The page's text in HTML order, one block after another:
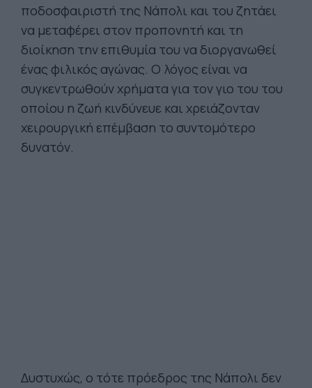
ποδοσφαιριστή της Νάπολι και του ζητάει
να μεταφέρει στον προπονητή και τη
διοίκηση την επιθυμία του να διοργανωθεί
ένας φιλικός αγώνας. Ο λόγος είναι να
συγκεντρωθούν χρήματα για τον γιο του του
οποίου η ζωή κινδύνευε και χρειάζονταν
χειρουργική επέμβαση το συντομότερο
δυνατόν.
Δυστυχώς, ο τότε πρόεδρος της Νάπολι δεν